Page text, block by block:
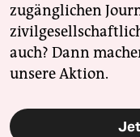
zugänglichen
auch? Dann
unsere Aktion.